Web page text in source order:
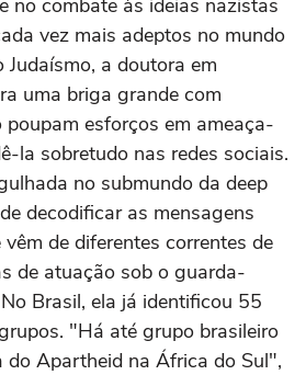
vez mais adeptos no mundo
a doutora em
uma briga grande com
esforços em ameaça-
la sobretudo nas redes sociais.
no submundo da deep
decodificar as mensagens
de diferentes correntes de
de atuação sob o guarda-
Brasil, ela já identificou 55
"Há até grupo brasileiro
do Apartheid na África do Sul",